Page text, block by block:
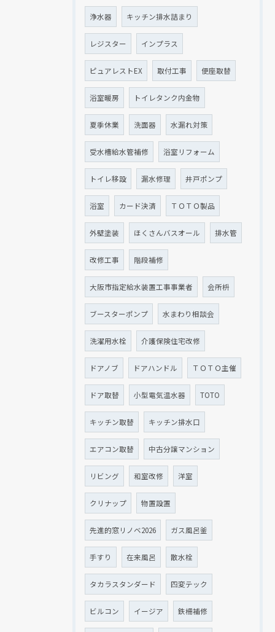
浄水器 キッチン排水詰まり
レジスター インプラス
ピュアレストEX 取付工事 便座取替
浴室暖房 トイレタンク内金物
夏季休業 洗面器 水漏れ対策
受水槽給水管補修 浴室リフォーム
トイレ移設 漏水修理 井戸ポンプ
浴室 カード決済 ＴＯＴＯ製品
外壁塗装 ほくさんバスオール 排水管
改修工事 階段補修
大阪市指定給水装置工事事業者 会所枡
ブースターポンプ 水まわり相談会
洗濯用水栓 介護保険住宅改修
ドアノブ ドアハンドル ＴＯＴＯ主催
ドア取替 小型電気温水器 TOTO
キッチン取替 キッチン排水口
エアコン取替 中古分譲マンション
リビング 和室改修 洋室
クリナップ 物置設置
先進的窓リノベ2026 ガス風呂釜
手すり 在来風呂 散水栓
タカラスタンダード 四変テック
ビルコン イージア 鉄柵補修